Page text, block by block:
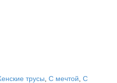
трусы С мечтой С